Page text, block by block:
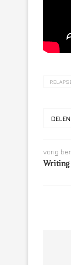
DELEN
vorig
Writing